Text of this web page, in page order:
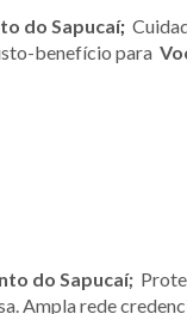
do Sapucaí;
benefício para
do Sapucaí;
Ampla rede